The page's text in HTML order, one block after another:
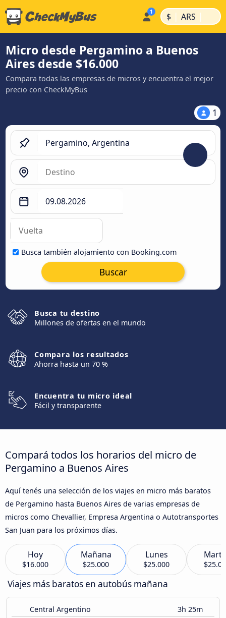
$ | ARS |
Micro desde Pergamino a Buenos
Aires desde $16.000
Compara todas las empresas de micros y encuentra el mejor
precio con CheckMyBus
1
Busca también alojamiento con Booking.com
Buscar
Busca tu destino
Millones de ofertas en el mundo
Compara los resultados
Ahorra hasta un 70 %
Encuentra tu micro ideal
Fácil y transparente
Compará todos los horarios del micro de
Pergamino a Buenos Aires
Aquí tenés una selección de los viajes en micro más baratos
de Pergamino hasta Buenos Aires de varias empresas de
micros como Chevallier, Empresa Argentina o Autotransportes
San Juan para los próximos días.
Hoy
$16.000
Mañana
$25.000
Lunes
$25.000
Viajes más baratos en autobús mañana
Central Argentino 3h 25m